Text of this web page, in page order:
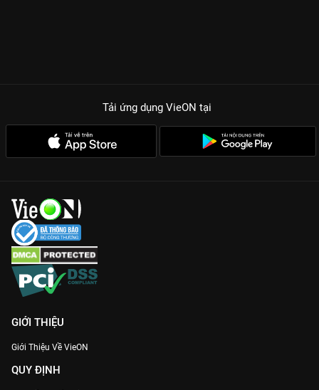
Tải ứng dụng VieON tại
GIỚI THIỆU
Giới Thiệu Về VieON
QUY ĐỊNH